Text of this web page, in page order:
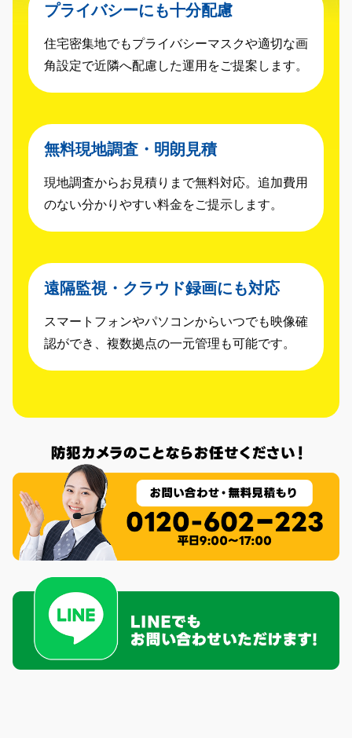
プライバシーにも十分配慮
住宅密集地でもプライバシーマスクや適切な画
角設定で近隣へ配慮した運用をご提案します。
無料現地調査・明朗見積
現地調査からお見積りまで無料対応。追加費用
のない分かりやすい料金をご提示します。
遠隔監視・クラウド録画にも対応
スマートフォンやパソコンからいつでも映像確
認ができ、複数拠点の一元管理も可能です。